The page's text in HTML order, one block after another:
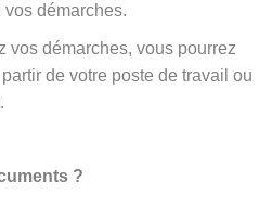
vos démarches.
vos démarches, vous pourrez
de votre poste de travail ou
?